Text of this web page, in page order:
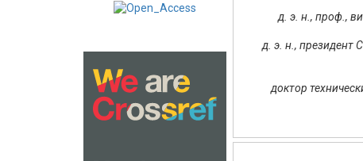
д. э. н., проф.,
д. э. н., президент
доктор